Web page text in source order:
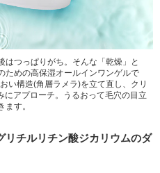
つっぱりがち。そんな「乾燥」と
ための高保湿オールインワンゲルで
い構造(角層ラメラ)を立て直し、クリ
にアプローチ。うるおって毛穴の目立
す。
リチルリチン酸ジカリウムのダ